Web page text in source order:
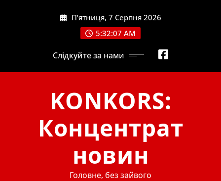
П’ятниця, 7 Серпня 2026
5:32:09 AM
Слідкуйте за нами
KONKORS:
Концентрат
новин
Головне, без зайвого